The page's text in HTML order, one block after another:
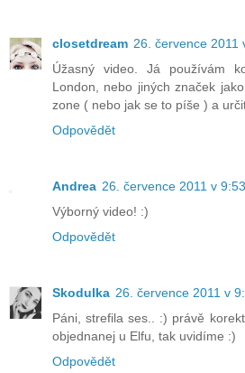
closetdream 26. července 2011
Úžasný video. Já používám
London, nebo jiných značek
zone ( nebo jak se to píše ) a
Odpovědět
Andrea 26. července 2011 v 9:53
Výborný video! :)
Odpovědět
Skodulka 26. července 2011 v
Páni, strefila ses.. :) právě
objednanej u Elfu, tak uvidíme :)
Odpovědět